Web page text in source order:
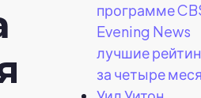
программе
Evening News
лучшие
за четыре